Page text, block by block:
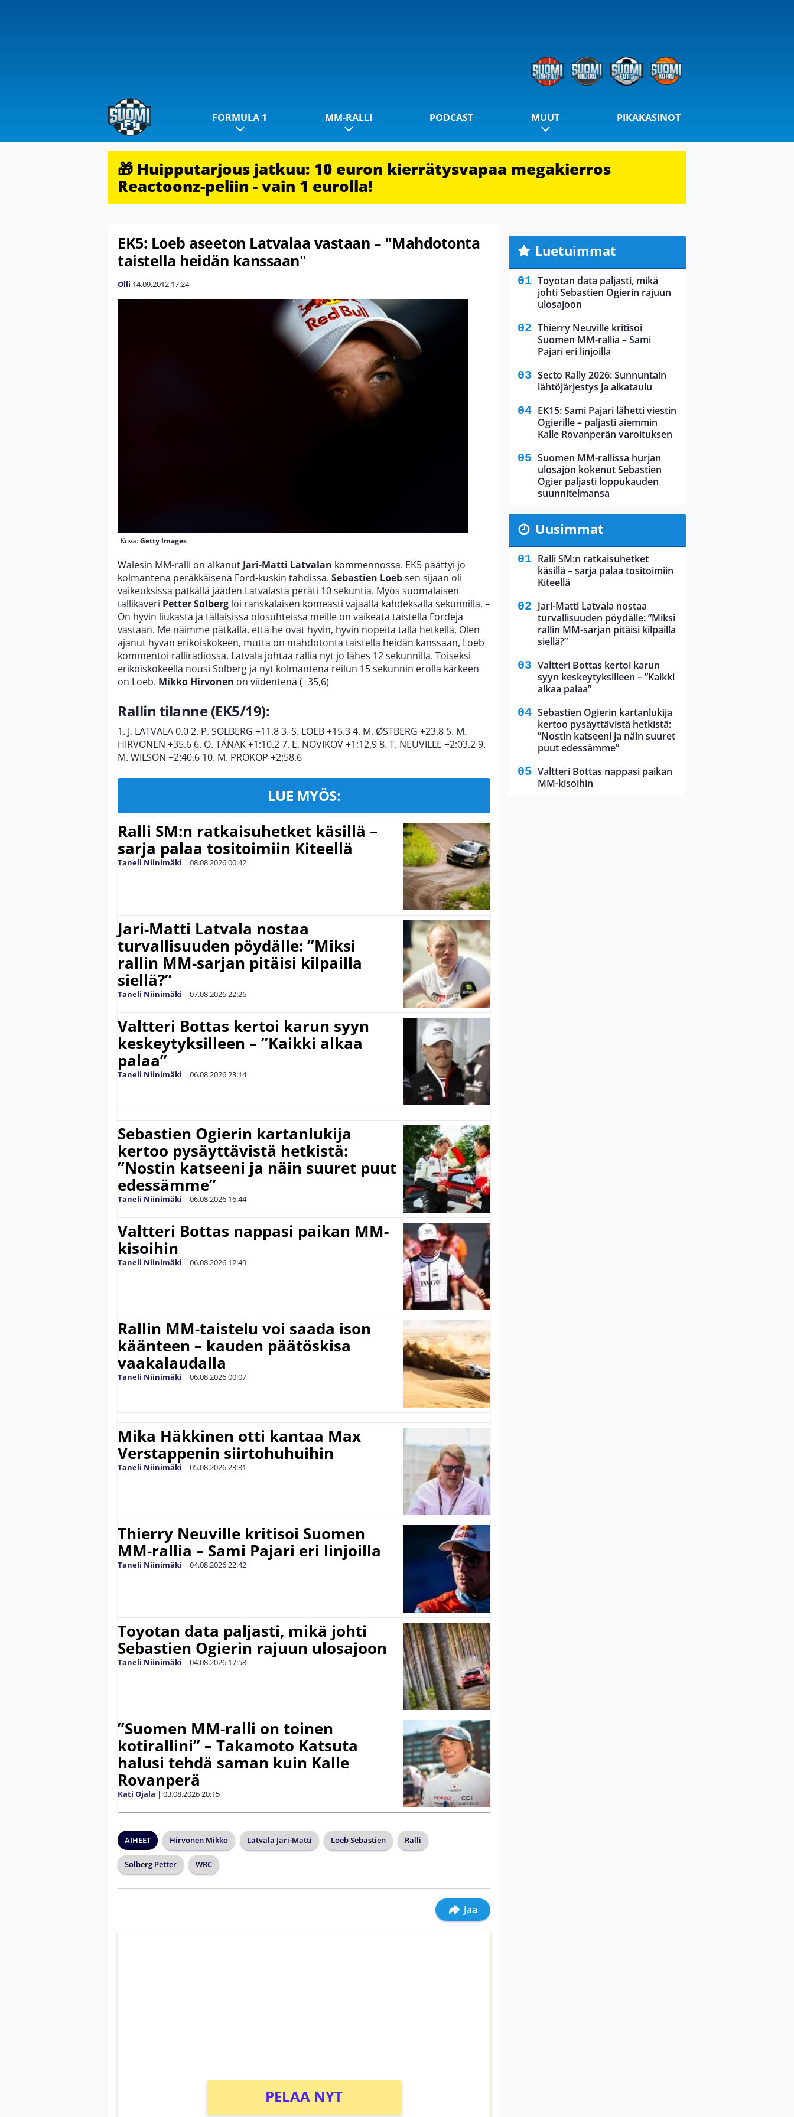
FORMULA 1 MM-RALLI PODCAST MUUT PIKAKASINOT
🎁 Huipputarjous jatkuu: 10 euron kierrätysvapaa megakierros
Reactoonz-peliin - vain 1 eurolla!
EK5: Loeb aseeton Latvalaa vastaan – "Mahdotonta
taistella heidän kanssaan"
Olli 14.09.2012 17:24
Kuva:Getty Images
Walesin MM-ralli on alkanut Jari-Matti Latvalan kommennossa. EK5 päättyi jo
kolmantena peräkkäisenä Ford-kuskin tahdissa. Sebastien Loebsen sijaan oli
vaikeuksissa pätkällä jääden Latvalasta peräti 10 sekuntia. Myös suomalaisen
tallikaveri Petter Solberg löi ranskalaisen komeasti vajaalla kahdeksalla sekunnilla. –
On hyvin liukasta ja tällaisissa olosuhteissa meille on vaikeata taistella Fordeja
vastaan. Me näimme pätkällä, että he ovat hyvin, hyvin nopeita tällä hetkellä. Olen
ajanut hyvän erikoiskokeen, mutta on mahdotonta taistella heidän kanssaan, Loeb
kommentoi ralliradiossa. Latvala johtaa rallia nyt jo lähes 12 sekunnilla. Toiseksi
erikoiskokeella nousi Solberg ja nyt kolmantena reilun 15 sekunnin erolla kärkeen
on Loeb. Mikko Hirvonen on viidentenä (+35,6)
Rallin tilanne (EK5/19):
1. J. LATVALA 0.0 2. P. SOLBERG +11.8 3. S. LOEB +15.3 4. M. ØSTBERG +23.8 5. M.
HIRVONEN +35.6 6. O. TÄNAK +1:10.2 7. E. NOVIKOV +1:12.9 8. T. NEUVILLE +2:03.2 9.
M. WILSON +2:40.6 10. M. PROKOP +2:58.6
LUE MYÖS:
Ralli SM:n ratkaisuhetket käsillä –
sarja palaa tositoimiin Kiteellä
Taneli Niinimäki | 08.08.202600:42
Jari-Matti Latvala nostaa
turvallisuuden pöydälle: ”Miksi
rallin MM-sarjan pitäisi kilpailla
siellä?”
Taneli Niinimäki | 07.08.202622:26
Valtteri Bottas kertoi karun syyn
keskeytyksilleen – ”Kaikki alkaa
palaa”
Taneli Niinimäki | 06.08.202623:14
Sebastien Ogierin kartanlukija
kertoo pysäyttävistä hetkistä:
”Nostin katseeni ja näin suuret puut
edessämme”
Taneli Niinimäki | 06.08.2026 16:44
Valtteri Bottas nappasi paikan MM-
kisoihin
Taneli Niinimäki | 06.08.2026 12:49
Rallin MM-taistelu voi saada ison
käänteen – kauden päätöskisa
vaakalaudalla
Taneli Niinimäki | 06.08.202600:07
Mika Häkkinen otti kantaa Max
Verstappenin siirtohuhuihin
Taneli Niinimäki | 05.08.202623:31
Thierry Neuville kritisoi Suomen
MM-rallia – Sami Pajari eri linjoilla
Taneli Niinimäki | 04.08.202622:42
Toyotan data paljasti, mikä johti
Sebastien Ogierin rajuun ulosajoon
Taneli Niinimäki | 04.08.2026 17:58
”Suomen MM-ralli on toinen
kotirallini” – Takamoto Katsuta
halusi tehdä saman kuin Kalle
Rovanperä
Kati Ojala | 03.08.202620:15
AIHEET Hirvonen Mikko Latvala Jari-Matti Loeb Sebastien Ralli
Solberg Petter WRC
Jaa
PELAA NYT
Luetuimmat
Toyotan data paljasti, mikä
johti Sebastien Ogierin rajuun
ulosajoon
Thierry Neuville kritisoi
Suomen MM-rallia – Sami
Pajari eri linjoilla
Secto Rally 2026: Sunnuntain
lähtöjärjestys ja aikataulu
EK15: Sami Pajari lähetti viestin
Ogierille – paljasti aiemmin
Kalle Rovanperän varoituksen
Suomen MM-rallissa hurjan
ulosajon kokenut Sebastien
Ogier paljasti loppukauden
suunnitelmansa
Uusimmat
Ralli SM:n ratkaisuhetket
käsillä – sarja palaa tositoimiin
Kiteellä
Jari-Matti Latvala nostaa
turvallisuuden pöydälle: ”Miksi
rallin MM-sarjan pitäisi kilpailla
siellä?”
Valtteri Bottas kertoi karun
syyn keskeytyksilleen – ”Kaikki
alkaa palaa”
Sebastien Ogierin kartanlukija
kertoo pysäyttävistä hetkistä:
”Nostin katseeni ja näin suuret
puut edessämme”
Valtteri Bottas nappasi paikan
MM-kisoihin